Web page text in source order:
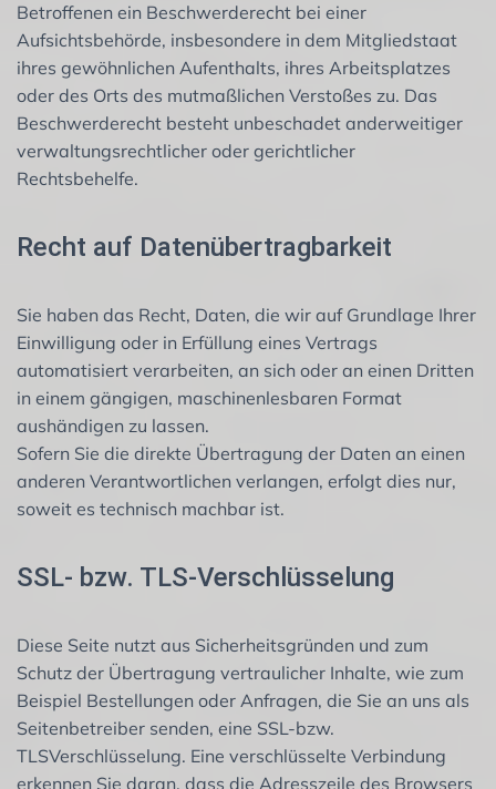
Betroffenen ein Beschwerderecht bei einer
Aufsichtsbehörde, insbesondere in dem Mitgliedstaat
ihres gewöhnlichen Aufenthalts, ihres Arbeitsplatzes
oder des Orts des mutmaßlichen Verstoßes zu. Das
Beschwerderecht besteht unbeschadet anderweitiger
verwaltungsrechtlicher oder gerichtlicher
Rechtsbehelfe.
Recht auf Datenübertragbarkeit
Sie haben das Recht, Daten, die wir auf Grundlage Ihrer
Einwilligung oder in Erfüllung eines Vertrags
automatisiert verarbeiten, an sich oder an einen Dritten
in einem gängigen, maschinenlesbaren Format
aushändigen zu lassen.
Sofern Sie die direkte Übertragung der Daten an einen
anderen Verantwortlichen verlangen, erfolgt dies nur,
soweit es technisch machbar ist.
SSL- bzw. TLS-Verschlüsselung
Diese Seite nutzt aus Sicherheitsgründen und zum
Schutz der Übertragung vertraulicher Inhalte, wie zum
Beispiel Bestellungen oder Anfragen, die Sie an uns als
Seitenbetreiber senden, eine SSL-bzw.
TLSVerschlüsselung. Eine verschlüsselte Verbindung
erkennen Sie daran, dass die Adresszeile des Browsers